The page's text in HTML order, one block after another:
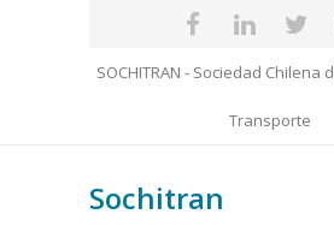
SOCHITRAN - Sociedad Chilena
Transporte
Sochitran